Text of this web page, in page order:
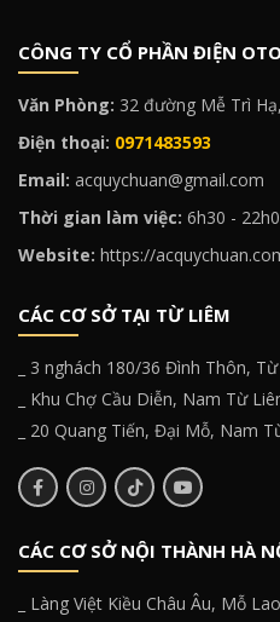
CÔNG TY CỔ PHẦN ĐIỆN
Văn Phòng: 32 đường Mễ Trì
Điện thoại: 0971483593
Email: acquychuan@gmail.com
Thời gian làm việc: 6h30 -
Website: https://
CÁC CƠ SỞ TẠI TỪ LIÊM
_ 3 nghách 180/36 Đình Thôn,
_ Khu Chợ Cầu Diễn, Nam Từ
_ 20 Quang Tiến, Đại Mỗ, Nam
CÁC CƠ SỞ NỘI THÀNH HÀ
_ Làng Việt Kiều Châu Âu, Mỗ